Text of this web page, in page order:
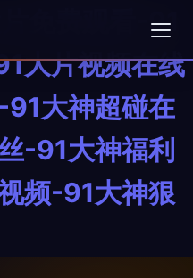
免费观看-91
大片视频在线
大神超碰在
-91大神福利
频-91大神狠